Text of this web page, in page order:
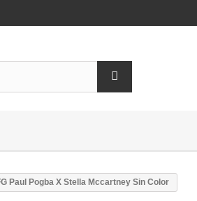
Paul Pogba X Stella Mccartney Sin Color